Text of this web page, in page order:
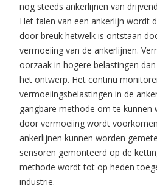
nog steeds ankerlijnen van
Het falen van een ankerlijn wordt
door breuk hetwelk is ontstaan
vermoeiing van de ankerlijnen.
oorzaak in hogere belastingen
het ontwerp. Het continu
vermoeiingsbelastingen in de
gangbare methode om te kunnen
door vermoeiing wordt
ankerlijnen kunnen worden
sensoren gemonteerd op de
methode wordt tot op heden
industrie.